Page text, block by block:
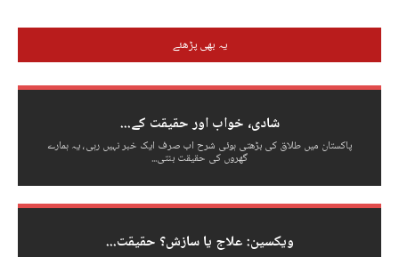
یہ بھی پڑھئے
شادی، خواب اور حقیقت کے...
پاکستان میں طلاق کی بڑھتی ہوئی شرح اب صرف ایک خبر نہیں رہی، یہ ہمارے
گھروں کی حقیقت بنتی...
ویکسین: علاج یا سازش؟ حقیقت...